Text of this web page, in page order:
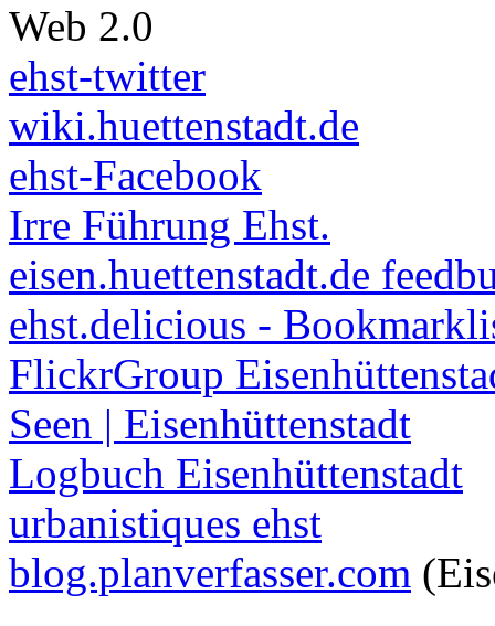
Web 2.0
ehst-twitter
wiki.huettenstadt.de
ehst-Facebook
Irre Führung Ehst.
eisen.huettenstadt.de
ehst.delicious -
FlickrGroup
Seen | Eisenhüttenstadt
Logbuch Eisenhüttenstadt
urbanistiques ehst
blog.planverfasser.com